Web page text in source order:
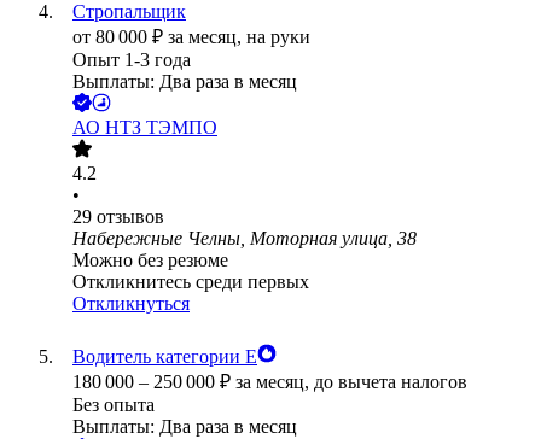
Стропальщик
от 80 000 ₽ за месяц, на руки
Опыт 1-3 года
Выплаты: Два раза в месяц
АО НТЗ ТЭМПО
4.2
•
29 отзывов
Набережные Челны, Моторная улица, 38
Можно без резюме
Откликнитесь среди первых
Откликнуться
Водитель категории Е
180 000 – 250 000 ₽ за месяц, до вычета налогов
Без опыта
Выплаты: Два раза в месяц